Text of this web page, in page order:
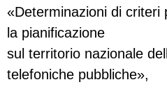
«Determinazioni di criteri
la pianificazione
sul territorio nazionale
telefoniche pubbliche»,